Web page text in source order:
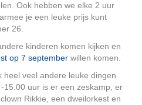
Ook hebben we elke 2 uur
je een leuke prijs kunt
26.
kinderen komen kijken en
op 7 september willen komen.
heel veel andere leuke dingen
15.00 uur is er een zeskamp, er
Rikkie, een dweilorkest en